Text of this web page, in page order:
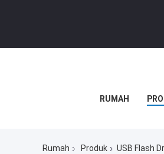
RUMAH
Rumah Produk USB Flash